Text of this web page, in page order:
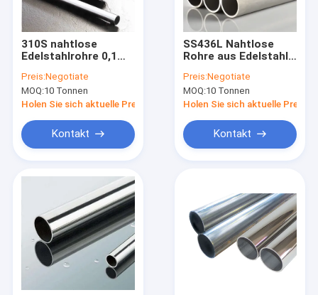
Über uns
Werksbesichtigung
Kontakt mit uns
Neuigkeiten
Flaches Edelstahlblech
Edelstahlvierkantrohr
310S nahtlose
Edelstahlrohre 0,1
Serie
Preis:Negotiate
MOQ:10 Tonnen
Holen Sie sich aktuelle Preis
Kontakt
SS436L Nahtlose
Rohre aus Edelstahl
Preis:Negotiate
MOQ:10 Tonnen
Holen Sie sich aktuelle Preis
Kontakt